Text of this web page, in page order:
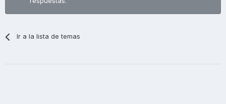
Ir a la lista de temas